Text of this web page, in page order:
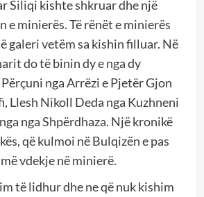
Siliqi kishte shkruar dhe një
e minierës. Të rënët e minierës
galeri vetëm sa kishin filluar. Në
do të binin dy e nga dy
nga Arrëzi e Pjetër Gjon
Llesh Nikoll Deda nga Kuzhneni
nga Shpërdhaza. Një kronikë
që kulmoi në Bulqizën e pas
vdekje në minierë.
të lidhur dhe ne që nuk kishim